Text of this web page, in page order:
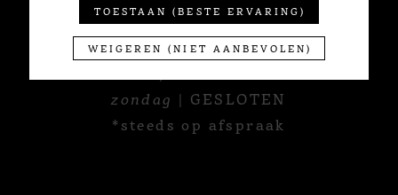
maandag| GESLOTEN
zondag | GESLOTEN
*steeds op afspraak
TOESTAAN (BESTE ERVARING)
WEIGEREN (NIET AANBEVOLEN)